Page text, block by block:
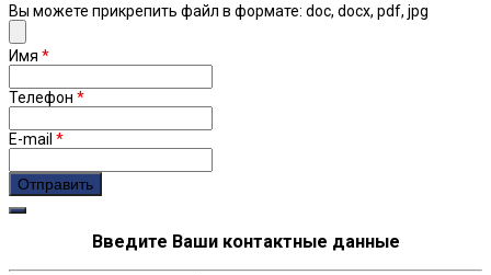
Вы можете прикрепить файл в формате: doc, docx, pdf, jpg
Имя *
Телефон *
E-mail *
Введите Ваши контактные данные